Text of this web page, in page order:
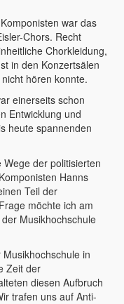
war das
Chors. Recht
Chorkleidung,
in den Konzertsälen
hören konnte.
einerseits schon
Entwicklung und
heute spannenden
der politisierten
Hanns
Teil der
möchte ich am
Musikhochschule
in
Zeit der
diesen Aufbruch
trafen uns auf Anti-